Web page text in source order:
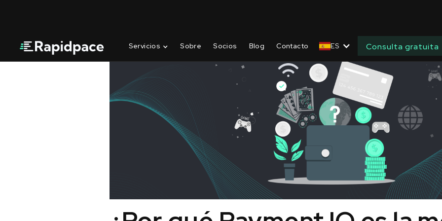
Servicios Sobre Socios Blog Contacto ES Consulta gratuita